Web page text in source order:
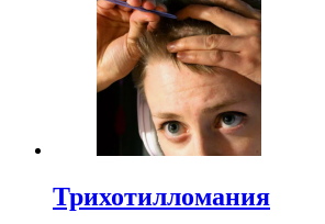
Трихотилломания